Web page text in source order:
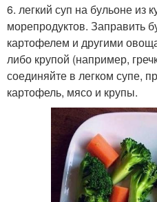
6. легкий суп на бульоне из
морепродуктов. Заправить
картофелем и другими
либо крупой (например,
соединяйте в легком супе,
картофель, мясо и крупы.